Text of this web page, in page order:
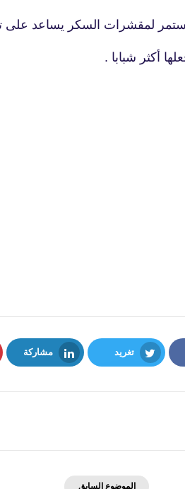
لمقشرات السكر يساعد
أكثر شبابا .
تغريد مشاركة
الموضوع السابق